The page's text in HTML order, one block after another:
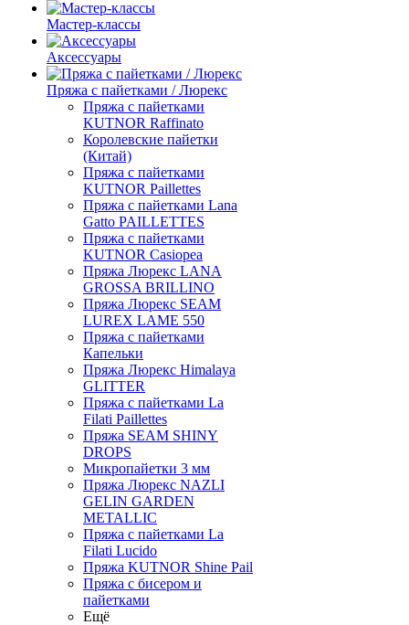
Мастер-классы
Аксессуары
Пряжа с пайетками / Люрекс
Пряжа с пайетками
KUTNOR Raffinato
Королевские пайетки
(Китай)
Пряжа с пайетками
KUTNOR Paillettes
Пряжа с пайетками Lana
Gatto PAILLETTES
Пряжа с пайетками
KUTNOR Casiopea
Пряжа Люрекс LANA
GROSSA BRILLINO
Пряжа Люрекс SEAM
LUREX LAME 550
Пряжа с пайетками
Капельки
Пряжа Люрекс Himalaya
GLITTER
Пряжа с пайетками La
Filati Paillettes
Пряжа SEAM SHINY
DROPS
Микропайетки 3 мм
Пряжа Люрекс NAZLI
GELIN GARDEN
METALLIC
Пряжа с пайетками La
Filati Lucido
Пряжа KUTNOR Shine Pail
Пряжа с бисером и
пайетками
Ещё